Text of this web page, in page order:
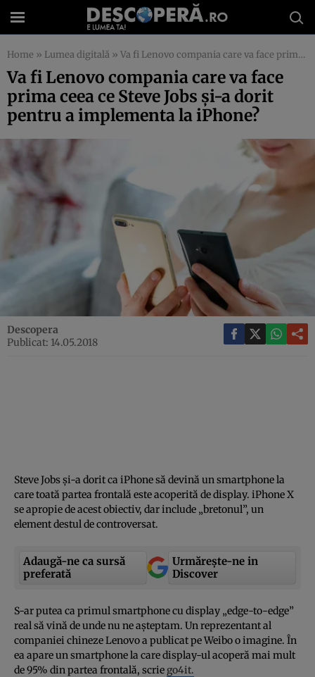
Home » Lumea digitală » Va fi Lenovo compania care va face prima ceea ce Steve Jobs şi-a dorit pentru a implementa la iPhone?
Va fi Lenovo compania care va face
prima ceea ce Steve Jobs şi-a dorit
pentru a implementa la iPhone?
Descopera
Publicat: 14.05.2018
Steve Jobs şi-a dorit ca iPhone să devină un smartphone la
care toată partea frontală este acoperită de display. iPhone X
se apropie de acest obiectiv, dar include „bretonul”, un
element destul de controversat.
Adaugă-ne ca sursă
preferată
Urmărește-ne in
Discover
S-ar putea ca primul smartphone cu display „edge-to-edge”
real să vină de unde nu ne aşteptam. Un reprezentant al
companiei chineze Lenovo a publicat pe Weibo o imagine. În
ea apare un smartphone la care display-ul acoperă mai mult
de 95% din partea frontală, scrie go4it.